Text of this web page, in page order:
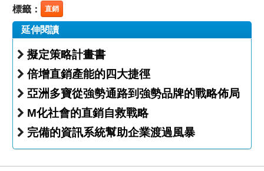
標籤： 直銷
延伸閱讀
擬定策略計畫書
倍增直銷產能的四大捷徑
亞洲多寶從強勢通路到強勢品牌的戰略佈局
M化社會的直銷自救戰略
完備的資訊系統幫助企業渡過風暴